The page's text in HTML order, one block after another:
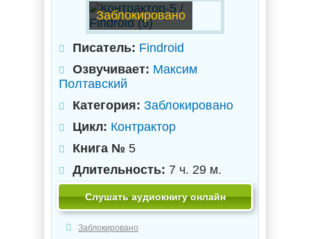
Заблокировано
Писатель: Findroid
Озвучивает: Максим
Полтавский
Категория: Заблокировано
Цикл: Контрактор
Книга № 5
Длительность: 7 ч. 29 м.
Слушать аудиокнигу онлайн
Заблокировано